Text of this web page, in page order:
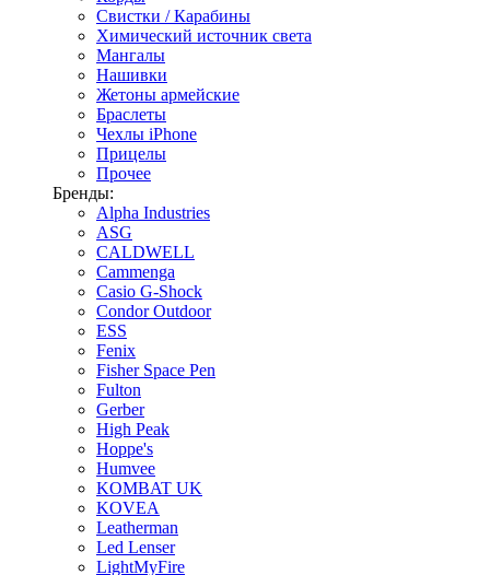
Свистки / Карабины
Химический источник света
Мангалы
Нашивки
Жетоны армейские
Браслеты
Чехлы iPhone
Прицелы
Прочее
Бренды:
Alpha Industries
ASG
CALDWELL
Cammenga
Casio G-Shock
Condor Outdoor
ESS
Fenix
Fisher Space Pen
Fulton
Gerber
High Peak
Hoppe's
Humvee
KOMBAT UK
KOVEA
Leatherman
Led Lenser
LightMyFire